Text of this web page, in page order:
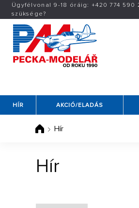
Ügyfélvonal 9-18 óráig: +420774 590
szüksége?
HÍR AKCIÓ/ELADÁS
Hír
Hír